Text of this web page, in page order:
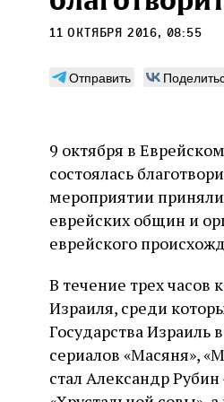
11 октября 2016, 08:55
Отправить
9 октября в
состоялась
мероприятии приняли
еврейских общин и
еврейского
В течение трех часов
Израиля, среди
Государства Израиль
сериалов «Масяня»,
стал Александр
и сыновья»
По мере того как
концентрационных
становилось все
печей Прюфера было
тела прямо в лагере,
городов, сколько
день в этих жутких
Фредиано Сесси.
Ксении Тименчик